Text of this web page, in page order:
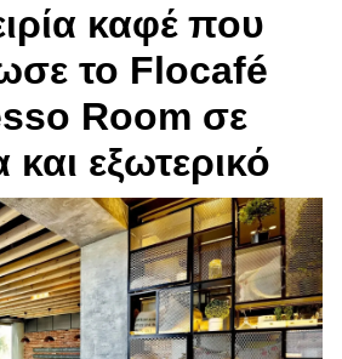
καφέ που
το Flocafé
Room σε
εξωτερικό